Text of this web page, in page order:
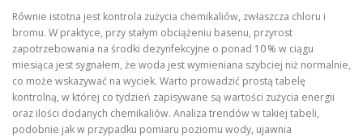
Równie istotna jest kontrola zużycia chemikaliów, zwłaszcza chloru i
bromu. W praktyce, przy stałym obciążeniu basenu, przyrost
zapotrzebowania na środki dezynfekcyjne o ponad 10 % w ciągu
miesiąca jest sygnałem, że woda jest wymieniana szybciej niż normalnie,
co może wskazywać na wyciek. Warto prowadzić prostą tabelę
kontrolną, w której co tydzień zapisywane są wartości zużycia energii
oraz ilości dodanych chemikaliów. Analiza trendów w takiej tabeli,
podobnie jak w przypadku pomiaru poziomu wody, ujawnia